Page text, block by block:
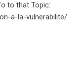
to that Topic:
a-la-vulnerabilite/